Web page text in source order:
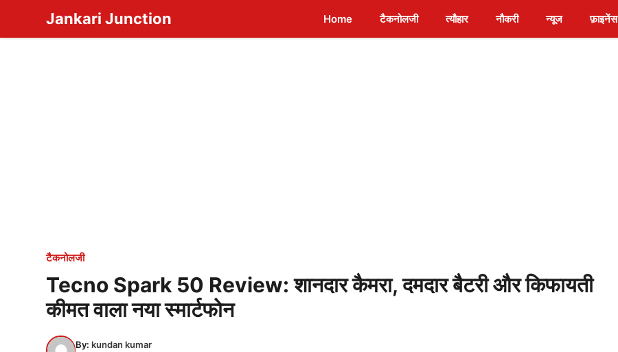
content
Jankari Junction Home टैकनोलजी त्यौहार नौकरी न्यूज फ़ाइनेंस
टैकनोलजी
Tecno Spark 50 Review: शानदार कैमरा, दमदार बैटरी और किफायती
कीमत वाला नया स्मार्टफोन
By: kundan kumar